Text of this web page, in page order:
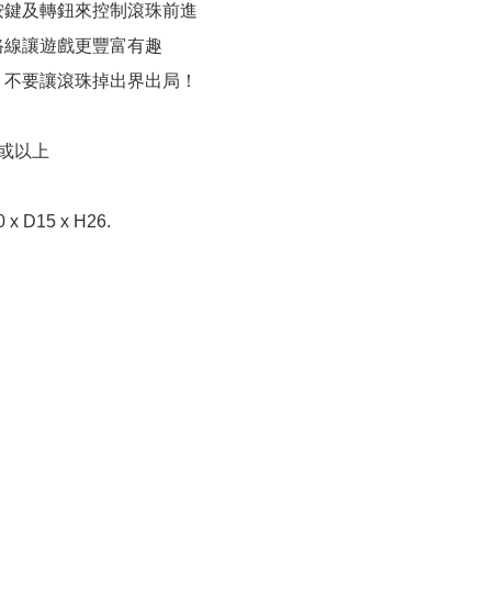
及轉鈕來控制滾珠前進
讓遊戲更豐富有趣
要讓滾珠掉出界出局！
以上
x D15 x H26.